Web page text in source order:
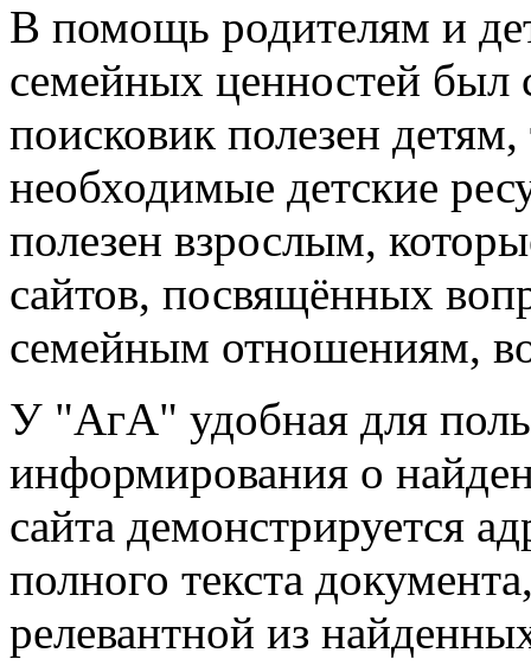
В помощь родителям и
семейных ценностей был
поисковик полезен
необходимые детские
полезен взрослым,
сайтов, посвящённых
семейным отношениям,
У "АгА" удобная для
информирования о
сайта демонстрируется
полного текста
релевантной из